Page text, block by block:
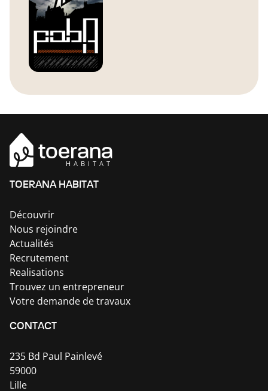
toerana
HABITAT
TOERANA HABITAT
Découvrir
Nous rejoindre
Actualités
Recrutement
Realisations
Trouvez un entrepreneur
Votre demande de travaux
CONTACT
235 Bd Paul Painlevé
59000
Lille